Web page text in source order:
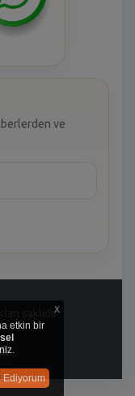
ve
saklıdır.
x
etkin bir
Ediyorum